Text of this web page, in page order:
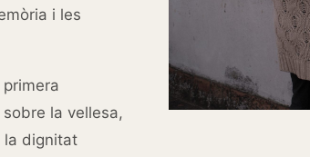
i les
la vellesa,
la dignitat